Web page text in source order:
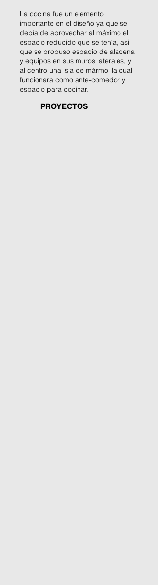
La cocina fue un elemento
importante en el diseño ya que se
debía de aprovechar al máximo el
espacio reducido que se tenía, asi
que se propuso espacio de alacena
y equipos en sus muros laterales, y
al centro una isla de mármol la cual
funcionara como ante-comedor y
espacio para cocinar.
PROYECTOS